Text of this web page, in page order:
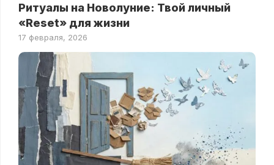
Ритуалы на Новолуние: Твой личный
«Reset» для жизни
17 февраля, 2026